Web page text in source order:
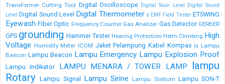
Transformer Cutting Tool Digital Oscilloscope Digital Soun Level Digital Sound
Level Digital Sound Level Digital Thermometer e EMF Field Tester ETSWING
Eyewash Fiber Optic Frequency Counter Gas Analizer Gas Detector GERBER
GPS grounding Hammer Tester Hearing Protection Helm Climbing High
Voltage Humidity Meter ICOM Jaket Pelampung Kabel Kompas la Lampu
Baecon Lampu Beacon Lampu Emergency Lampu Explosion Proof
Lampu Indikator LAMPU MENARA / TOWER LAMP
lampu
Rotary Lampu Signal Lampu Sirine Lampu Sodium Lampu SON-T